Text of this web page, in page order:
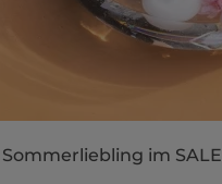
im SALE